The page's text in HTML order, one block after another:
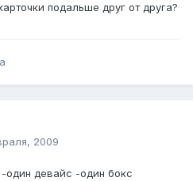
подальше друг от друга?
2009
один девайс -один бокс